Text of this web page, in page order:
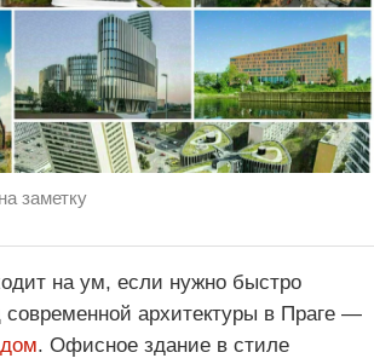
заметку
на ум, если нужно быстро
современной архитектуры в Праге —
. Офисное здание в стиле